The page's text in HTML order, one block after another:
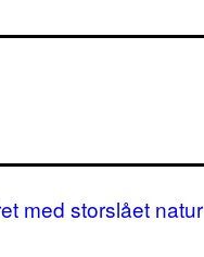
med storslået natur